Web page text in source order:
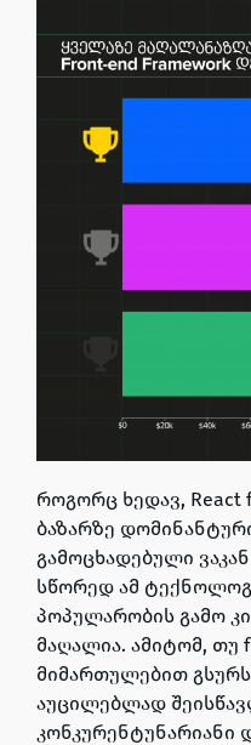
როგორც ხედავ,
ბაზარზე
გამოცხადებული
სწორედ ამ
პოპულარობის გამო
მაღალია. ამიტომ, თუ
მიმართულებით
აუცილებლად
კონკურენტუნარიანი